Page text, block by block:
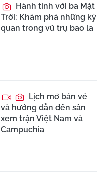
Hành tinh với ba Mặt
Trời: Khám phá những kỳ
quan trong vũ trụ bao la
Lịch mở bán vé
và hướng dẫn đến sân
xem trận Việt Nam và
Campuchia